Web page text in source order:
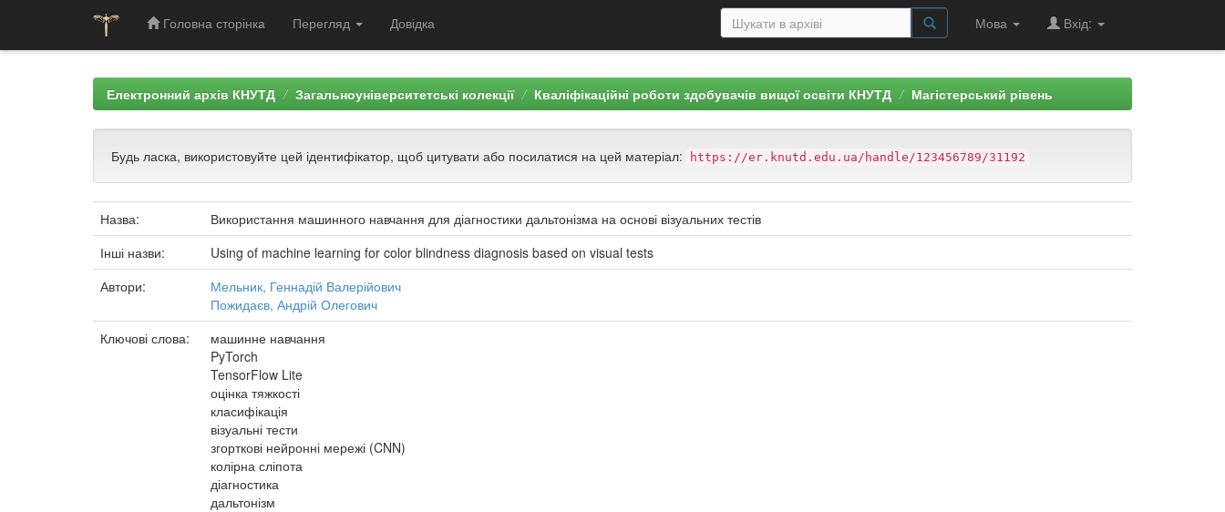
Головна сторінка Перегляд Довідка Мова Вхід:
Електронний архів КНУТД Загальноуніверситетські колекції Кваліфікаційні роботи здобувачів вищої освіти КНУТД Магістерський рівень
Будь ласка, використовуйте цей ідентифікатор, щоб цитувати або посилатися на цей матеріал: https://er.knutd.edu.ua/handle/123456789/31192
Назва:
Використання машинного навчання для діагностики дальтонізма на основі візуальних тестів
Інші назви:
Using of machine learning for color blindness diagnosis based on visual tests
Автори:
Мельник, Геннадій Валерійович
Пожидаєв, Андрій Олегович
Ключові слова:
машинне навчання
PyTorch
TensorFlow Lite
оцінка тяжкості
класифікація
візуальні тести
згорткові нейронні мережі (CNN)
колірна сліпота
діагностика
дальтонізм